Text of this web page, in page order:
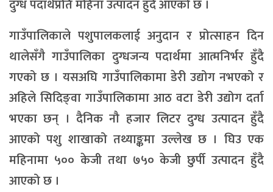
दुग्ध पदार्थप्रति महिना उत्पादन हुँदै आएको छ ।
गाउँपालिकाले पशुपालकलाई अनुदान र प्रोत्साहन दिन
थालेसँगै गाउँपालिका दुग्धजन्य पदार्थमा आत्मनिर्भर हुँदै
गएको छ । यसअघि गाउँपालिकामा डेरी उद्योग नभएको र
अहिले सिदिङ्वा गाउँपालिकामा आठ वटा डेरी उद्योग दर्ता
भएका छन् । दैनिक नौ हजार लिटर दुग्ध उत्पादन हुँदै
आएको पशु शाखाको तथ्याङ्कमा उल्लेख छ । घिउ एक
महिनामा ५०० केजी तथा ७५० केजी छुर्पी उत्पादन हुँदै
आएको छ ।